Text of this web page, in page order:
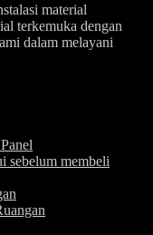
material
terkemuka dengan
dalam melayani
sebelum membeli